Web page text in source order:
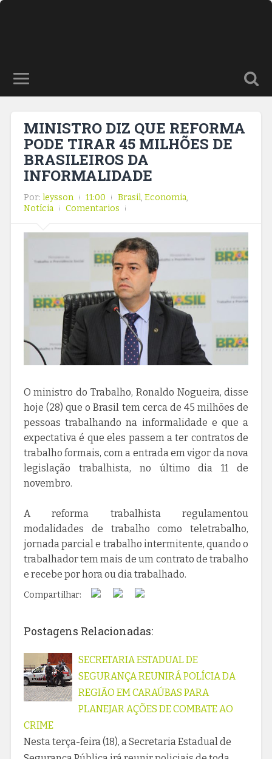
MINISTRO DIZ QUE REFORMA
PODE TIRAR 45 MILHÕES DE
BRASILEIROS DA
INFORMALIDADE
Por: leysson 11:00 Brasil, Economia,
Notícia
Comentarios
O ministro do Trabalho, Ronaldo Nogueira, disse
hoje (28) que o Brasil tem cerca de 45 milhões de
pessoas trabalhando na informalidade e que a
expectativa é que eles passem a ter contratos de
trabalho formais, com a entrada em vigor da nova
legislação trabalhista, no último dia 11 de
novembro.
A reforma trabalhista regulamentou
modalidades de trabalho como teletrabalho,
jornada parcial e trabalho intermitente, quando o
trabalhador tem mais de um contrato de trabalho
e recebe por hora ou dia trabalhado.
Compartilhar:
Postagens Relacionadas:
SECRETARIA ESTADUAL DE
SEGURANÇA REUNIRÁ POLÍCIA DA
REGIÃO EM CARAÚBAS PARA
PLANEJAR AÇÕES DE COMBATE AO
CRIME
Nesta terça-feira (18), a Secretaria Estadual de